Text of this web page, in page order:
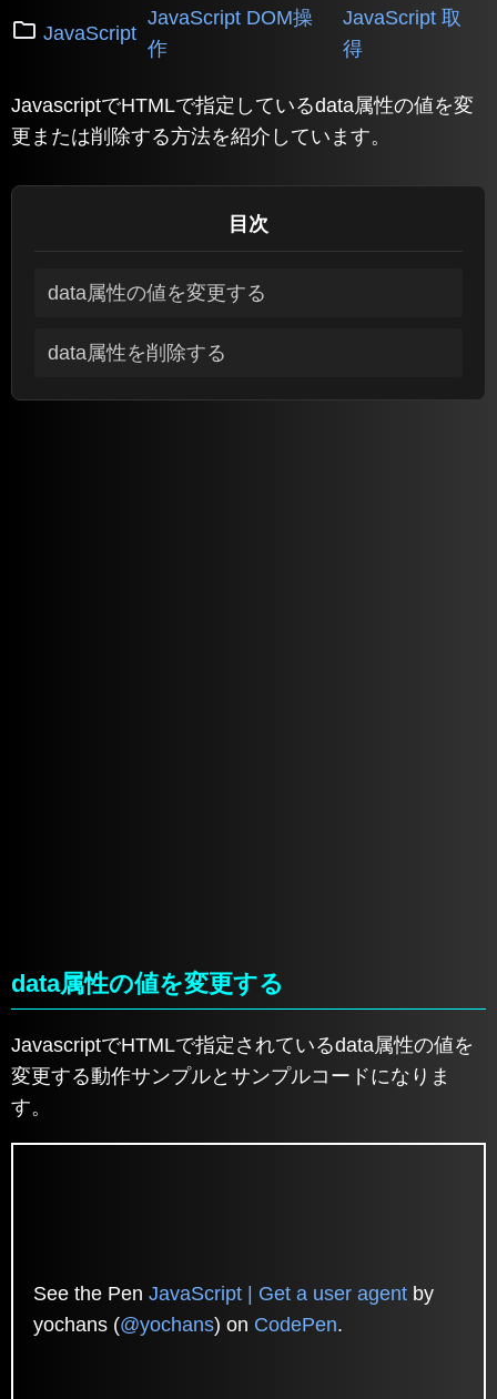
JavaScript
JavaScript DOM操
作
JavaScript 取
得
JavascriptでHTMLで指定しているdata属性の値を変
更または削除する方法を紹介しています。
目次
data属性の値を変更する
data属性を削除する
data属性の値を変更する
JavascriptでHTMLで指定されているdata属性の値を
変更する動作サンプルとサンプルコードになりま
す。
See the Pen JavaScript | Get a user agent by
yochans (@yochans) on CodePen.